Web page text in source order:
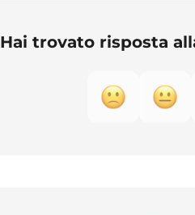
Hai trovato risposta